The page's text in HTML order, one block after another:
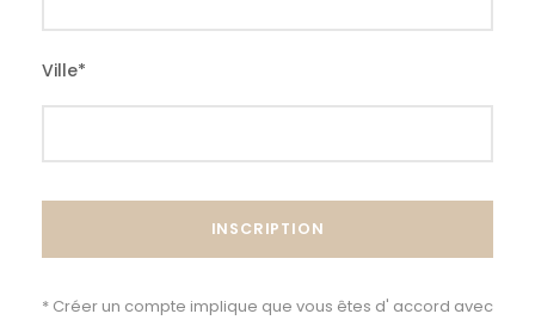
Ville*
* Créer un compte implique que vous êtes d' accord avec